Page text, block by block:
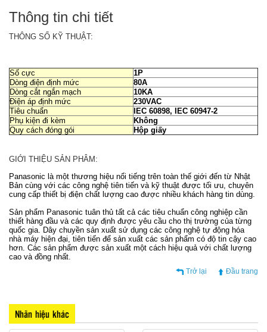
Thông tin chi tiết
THÔNG SỐ KỸ THUẬT:
Số cực
1P
Dòng điện định mức
80A
Dòng cắt ngắn mạch
10KA
Điện áp định mức
230VAC
Tiêu chuẩn
IEC 60898, IEC 60947-2
Phụ kiện đi kèm
Không
Quy cách đóng gói
Hộp giấy
GIỚI THIỆU SẢN PHÂM:
Panasonic là một thương hiệu nổi tiếng trên toàn thế giới đến từ Nhật
Bản cùng với các công nghệ tiên tiến và kỹ thuật được tối ưu, chuyên
cung cấp thiết bị điện chất lượng cao được nhiều khách hàng tin dùng.
Sản phẩm Panasonic tuân thủ tất cả các tiêu chuẩn công nghiệp cần
thiết hàng đầu và các quy định được yêu cầu cho thị trường của từng
quốc gia. Dây chuyền sản xuất sử dụng các công nghệ tự động hóa
nhà máy hiện đại, tiên tiến để sản xuất các sản phẩm có độ tin cậy cao
hơn. Các sản phẩm được sản xuất một cách hiệu quả với chất lượng
cao và đồng nhất.
Trở lại Đầu trang
Nhãn hiệu khác